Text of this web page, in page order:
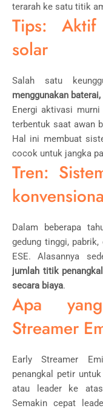
terarah ke satu titik
Tips:
solar
Salah satu
menggunakan
Energi aktivasi
terbentuk saat awan
Hal ini membuat
cocok untuk jangka
Tren:
Dalam beberapa
gedung tinggi,
ESE. Alasannya
jumlah titik
secara biaya.
Apa
Streamer
Early Streamer
penangkal petir
atau leader ke
Semakin cepat